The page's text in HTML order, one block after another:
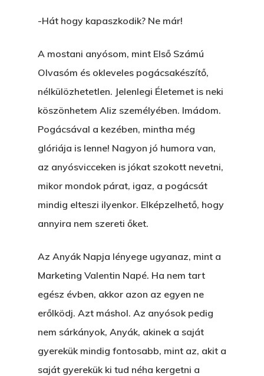
-Hát hogy kapaszkodik? Ne már!
A mostani anyósom, mint Első Számú
Olvasóm és okleveles pogácsakészítő,
nélkülözhetetlen. Jelenlegi Életemet is neki
köszönhetem Aliz személyében. Imádom.
Pogácsával a kezében, mintha még
glóriája is lenne! Nagyon jó humora van,
az anyósvicceken is jókat szokott nevetni,
mikor mondok párat, igaz, a pogácsát
mindig elteszi ilyenkor. Elképzelhető, hogy
annyira nem szereti őket.
Az Anyák Napja lényege ugyanaz, mint a
Marketing Valentin Napé. Ha nem tart
egész évben, akkor azon az egyen ne
erőlködj. Azt máshol. Az anyósok pedig
nem sárkányok, Anyák, akinek a saját
gyerekük mindig fontosabb, mint az, akit a
saját gyerekük ki tud néha kergetni a